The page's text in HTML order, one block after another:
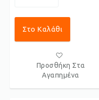
Στο Καλάθι
Προσθήκη Στα
Αγαπημένα